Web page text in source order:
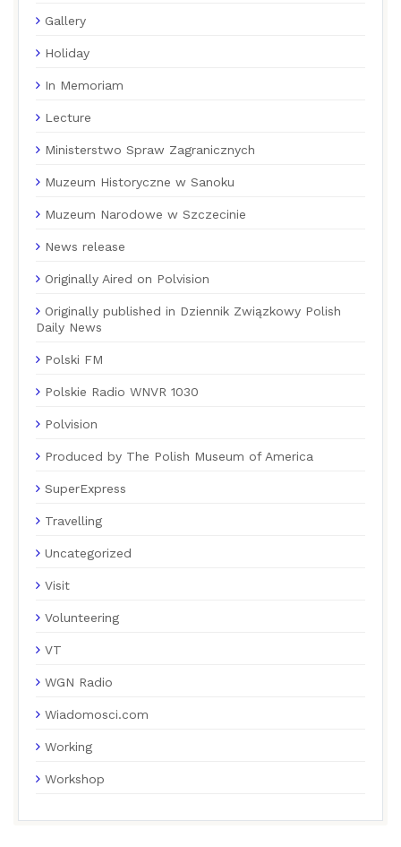
Gallery
Holiday
In Memoriam
Lecture
Ministerstwo Spraw Zagranicznych
Muzeum Historyczne w Sanoku
Muzeum Narodowe w Szczecinie
News release
Originally Aired on Polvision
Originally published in Dziennik Związkowy Polish
Daily News
Polski FM
Polskie Radio WNVR 1030
Polvision
Produced by The Polish Museum of America
SuperExpress
Travelling
Uncategorized
Visit
Volunteering
VT
WGN Radio
Wiadomosci.com
Working
Workshop